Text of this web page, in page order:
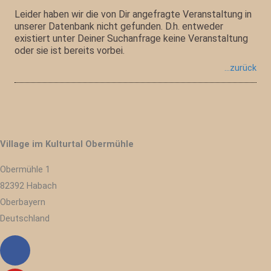
Leider haben wir die von Dir angefragte Veranstaltung in
unserer Datenbank nicht gefunden. D.h. entweder
existiert unter Deiner Suchanfrage keine Veranstaltung
oder sie ist bereits vorbei.
zurück
Village im Kulturtal Obermühle
Obermühle 1
82392 Habach
Oberbayern
Deutschland
Facebook
Youtube
Instagram